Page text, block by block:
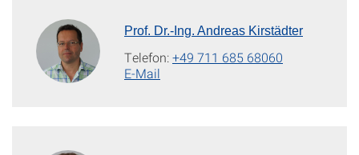
Prof. Dr.-Ing. Andreas Kirstädter
Telefon:+49 711 685 68060
E-Mail